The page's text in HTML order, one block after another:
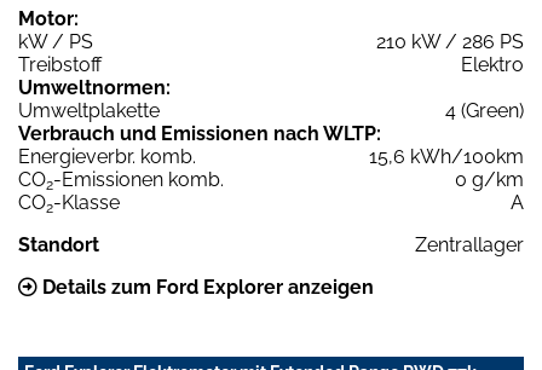
Motor:
kW / PS
210 kW / 286 PS
Treibstoff
Elektro
Umweltnormen:
Umweltplakette
4 (Green)
Verbrauch und Emissionen nach WLTP:
Energieverbr. komb.
15,6 kWh/100km
CO2-Emissionen komb.
0 g/km
CO2-Klasse
A
Standort
Zentrallager
Details zum Ford Explorer anzeigen